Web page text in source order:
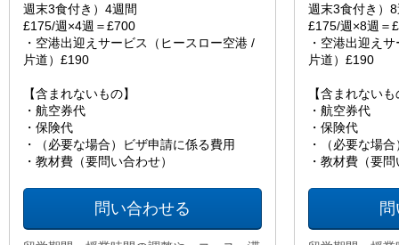
週末3食付き）4週間
£175/週×4週＝£700
・空港出迎えサービス（ヒースロー空港 /
片道）£190
【含まれないもの】
・航空券代
・保険代
・（必要な場合）ビザ申請に係る費用
・教材費（要問い合わせ）
問い合わせる
週末3食付き）
£175/週×8週＝
・空港出迎え
片道）£190
【含まれない
・航空券代
・保険代
・（必要な場
・教材費（要